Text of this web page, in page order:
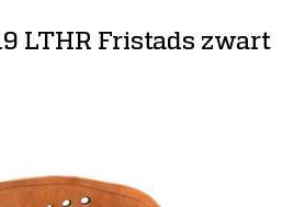
LTHR Fristads zwart